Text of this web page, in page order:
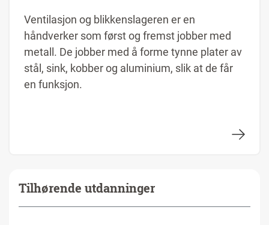
Ventilasjon og blikkenslageren er en
håndverker som først og fremst jobber med
metall. De jobber med å forme tynne plater av
stål, sink, kobber og aluminium, slik at de får
en funksjon.
Tilhørende utdanninger